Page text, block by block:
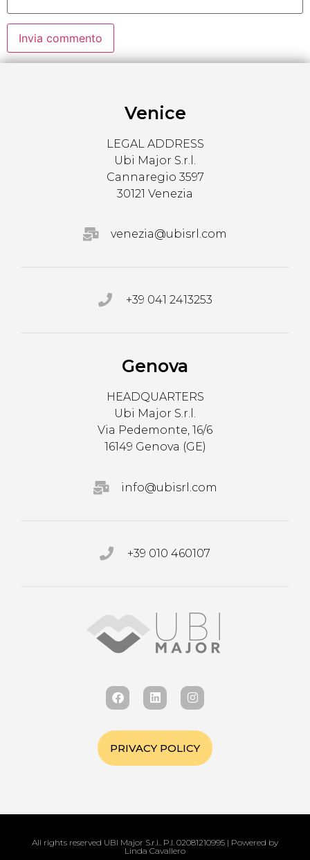
Venice
LEGAL ADDRESS
Ubi Major S.r.l.
Cannaregio 3597
30121 Venezia
venezia@ubisrl.com
+39 041 2413253
Genova
HEADQUARTERS
Ubi Major S.r.l.
Via Pedemonte, 16/6
16149 Genova (GE)
info@ubisrl.com
+39 010 460107
PRIVACY POLICY
All rights reserved UBI Major S.r.l.. P.I. 02081210995 | Powered by
Linda Cavallero